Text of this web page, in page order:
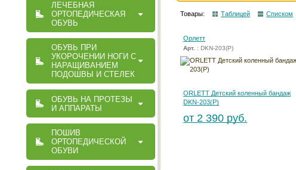
ЛЕЧЕБНАЯ
ОРТОПЕДИЧЕСКАЯ
ОБУВЬ
ОБУВЬ ПРИ
УКОРОЧЕНИИ НОГИ С
НАРАЩИВАНИЕМ
ПОДОШВЫ И СТЕЛЕК
ОБУВЬ НА ПРОТЕЗЫ
И АППАРАТЫ
ПОШИВ
ОРТОПЕДИЧЕСКОЙ
ОБУВИ
Товары: Таблицей Списком
Орлетт
Арт. : DKN-203(Р)
ORLETT Детский коленный бандаж
DKN-203(Р)
от 2 390 руб.